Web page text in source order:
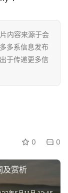
内容来源于会
多系信息发布
于传递更多信
0 0
及赏析